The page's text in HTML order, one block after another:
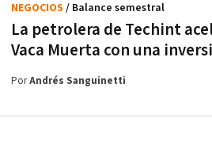
La petrolera de Techint
Vaca Muerta con una
NEGOCIOS / Balance semestral
PorAndrés Sanguinetti